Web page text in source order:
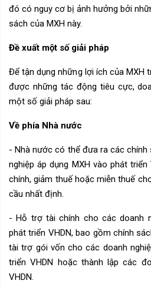
đó có nguy cơ bị ảnh hưởng bởi
sách của MXH này.
Đề xuất một số giải pháp
Để tận dụng những lợi ích của MXH
được những tác động tiêu cực,
một số giải pháp sau:
Về phía Nhà nước
- Nhà nước có thể đưa ra các
nghiệp áp dụng MXH vào phát
chính, giảm thuế hoặc miễn thuế
cầu nhất định.
- Hỗ trợ tài chính cho các doanh
phát triển VHDN, bao gồm chính
tài trợ gói vốn cho các doanh
triển VHDN hoặc thành lập các
VHDN.